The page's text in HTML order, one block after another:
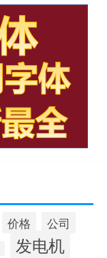
价格 公司
发电机